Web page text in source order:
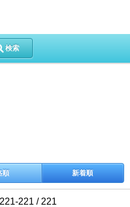
検索
順 新着順
221-221 / 221